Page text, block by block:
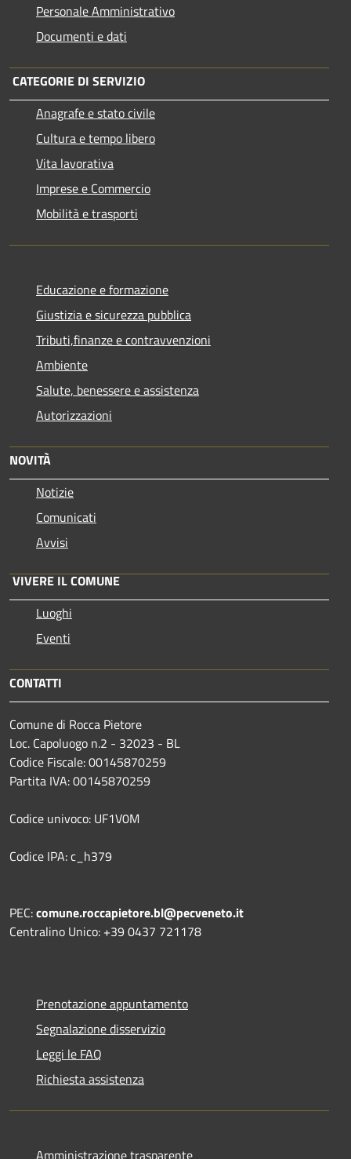
Personale Amministrativo
Documenti e dati
CATEGORIE DI SERVIZIO
Anagrafe e stato civile
Cultura e tempo libero
Vita lavorativa
Imprese e Commercio
Mobilità e trasporti
Educazione e formazione
Giustizia e sicurezza pubblica
Tributi,finanze e contravvenzioni
Ambiente
Salute, benessere e assistenza
Autorizzazioni
NOVITÀ
Notizie
Comunicati
Avvisi
VIVERE IL COMUNE
Luoghi
Eventi
CONTATTI
Comune di Rocca Pietore
Loc. Capoluogo n.2 - 32023 - BL
Codice Fiscale: 00145870259
Partita IVA: 00145870259
Codice univoco: UF1V0M
Codice IPA: c_h379
PEC:comune.roccapietore.bl@pecveneto.it
Centralino Unico: +39 0437 721178
Prenotazione appuntamento
Segnalazione disservizio
Leggi le FAQ
Richiesta assistenza
Amministrazione trasparente